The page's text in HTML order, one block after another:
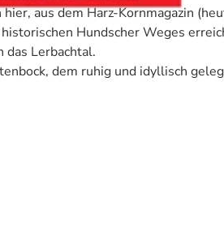
aus dem Harz-Kornmagazin
Hundscher Weges
das Lerbachtal.
dem ruhig und idyllisch